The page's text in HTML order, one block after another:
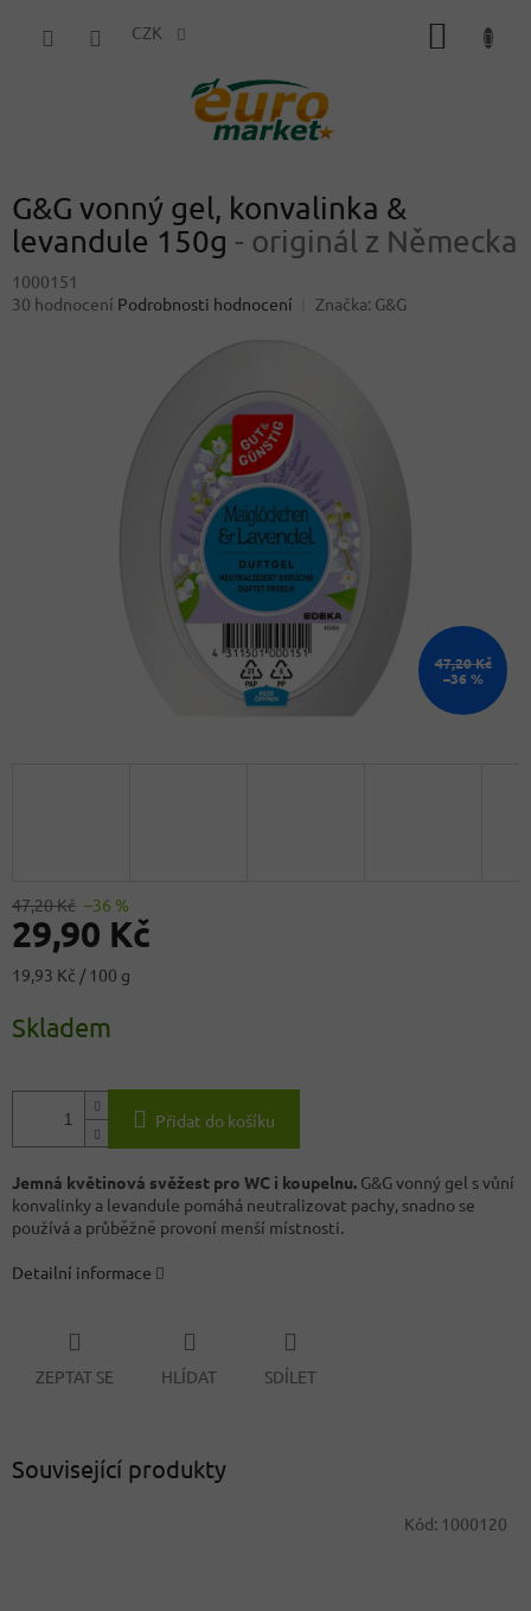
CZK
G&G vonný gel, konvalinka &
levandule 150g - originál z Německa
1000151
Průměrné
30 hodnocení Podrobnosti hodnocení Značka: G&G
47,20 Kč
–36 %
47,20 Kč –36 %
29,90 Kč
Měrná
19,93 Kč / 100 g
Skladem
Přidat do košíku
Jemná květinová svěžest pro WC i koupelnu. G&G vonný gel s vůní
konvalinky a levandule pomáhá neutralizovat pachy, snadno se
používá a průběžně provoní menší místnosti.
Detailní informace
ZEPTAT SE HLÍDAT SDÍLET
Související produkty
Kód: 1000120